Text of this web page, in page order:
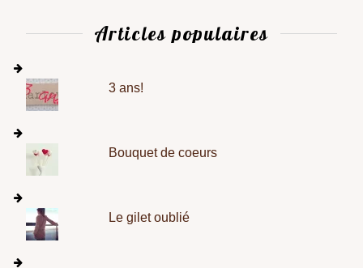
Articles populaires
3 ans!
Bouquet de coeurs
Le gilet oublié